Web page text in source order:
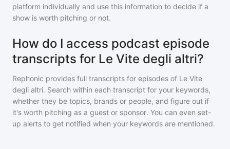
platform individually and use this information to decide if a
show is worth pitching or not.
How do I access podcast episode
transcripts for Le Vite degli altri?
Rephonic provides full transcripts for episodes of Le Vite
degli altri. Search within each transcript for your keywords,
whether they be topics, brands or people, and figure out if
it's worth pitching as a guest or sponsor. You can even set-
up alerts to get notified when your keywords are mentioned.